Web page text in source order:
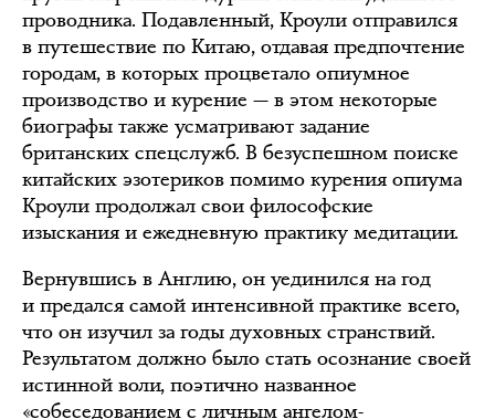
проводника. Подавленный, Кроули отправился
в путешествие по Китаю, отдавая предпочтение
городам, в которых процветало опиумное
производство и курение — в этом некоторые
биографы также усматривают задание
британских спецслужб. В безуспешном поиске
китайских эзотериков помимо курения опиума
Кроули продолжал свои философские
изыскания и ежедневную практику медитации.
Вернувшись в Англию, он уединился на год
и предался самой интенсивной практике всего,
что он изучил за годы духовных странствий.
Результатом должно было стать осознание своей
истинной воли, поэтично названное
«собеседованием с личным ангелом-